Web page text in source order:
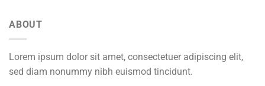
ABOUT
Lorem ipsum dolor sit amet, consectetuer adipiscing elit,
sed diam nonummy nibh euismod tincidunt.